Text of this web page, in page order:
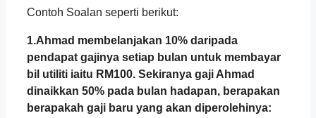
Contoh Soalan seperti berikut:
1.Ahmad membelanjakan 10% daripada
pendapat gajinya setiap bulan untuk membayar
bil utiliti iaitu RM100. Sekiranya gaji Ahmad
dinaikkan 50% pada bulan hadapan, berapakan
berapakah gaji baru yang akan diperolehinya: